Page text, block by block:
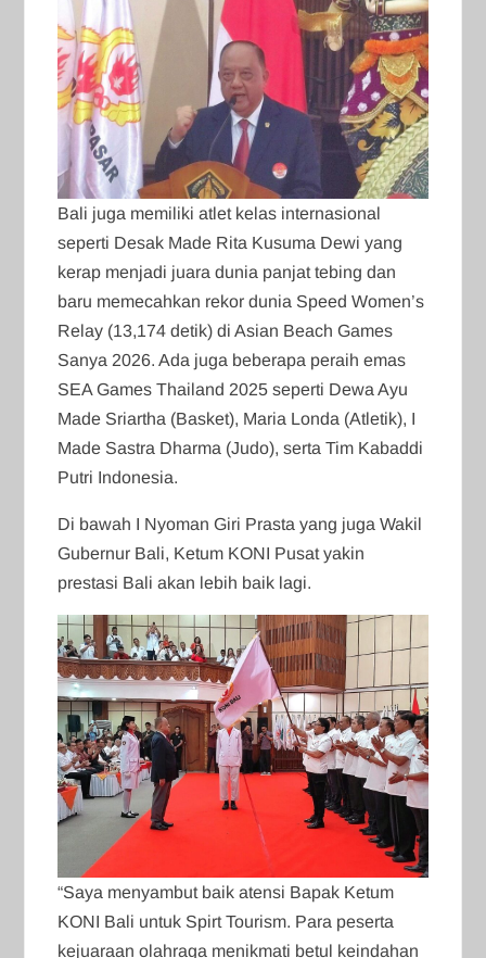
Bali juga memiliki atlet kelas internasional
seperti Desak Made Rita Kusuma Dewi yang
kerap menjadi juara dunia panjat tebing dan
baru memecahkan rekor dunia Speed Women’s
Relay (13,174 detik) di Asian Beach Games
Sanya 2026. Ada juga beberapa peraih emas
SEA Games Thailand 2025 seperti Dewa Ayu
Made Sriartha (Basket), Maria Londa (Atletik), I
Made Sastra Dharma (Judo), serta Tim Kabaddi
Putri Indonesia.
Di bawah I Nyoman Giri Prasta yang juga Wakil
Gubernur Bali, Ketum KONI Pusat yakin
prestasi Bali akan lebih baik lagi.
“Saya menyambut baik atensi Bapak Ketum
KONI Bali untuk Spirt Tourism. Para peserta
kejuaraan olahraga menikmati betul keindahan